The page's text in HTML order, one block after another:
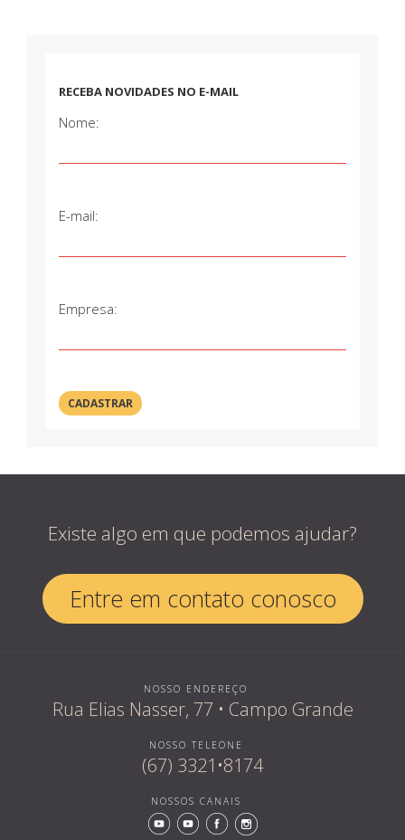
RECEBA NOVIDADES NO E-MAIL
Nome:
E-mail:
Empresa:
Existe algo em que podemos ajudar?
Entre em contato conosco
NOSSO ENDEREÇO
Rua Elias Nasser, 77 • Campo Grande
NOSSO TELEONE
(67) 3321•8174
NOSSOS CANAIS